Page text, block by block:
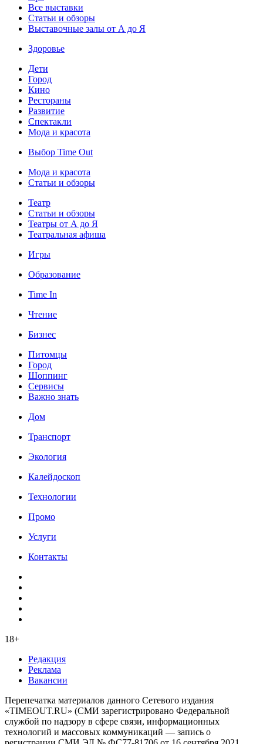
Все выставки
Статьи и обзоры
Выставочные залы от А до Я
Здоровье
Дети
Город
Кино
Рестораны
Развитие
Спектакли
Мода и красота
Выбор Time Out
Мода и красота
Статьи и обзоры
Театр
Статьи и обзоры
Театры от А до Я
Театральная афиша
Игры
Образование
Time In
Чтение
Бизнес
Питомцы
Город
Шоппинг
Сервисы
Важно знать
Дом
Транспорт
Экология
Калейдоскоп
Технологии
Промо
Услуги
Контакты
18+
Редакция
Реклама
Вакансии
Перепечатка материалов данного Сетевого издания
«TIMEOUT.RU» (СМИ зарегистрировано Федеральной
службой по надзору в сфере связи, информационных
технологий и массовых коммуникаций — запись о